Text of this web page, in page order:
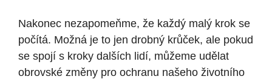
Nakonec nezapomeňme, že každý malý krok se
počítá. Možná je to jen drobný krůček, ale pokud
se spojí s kroky dalších lidí, můžeme udělat
obrovské změny pro ochranu našeho životního